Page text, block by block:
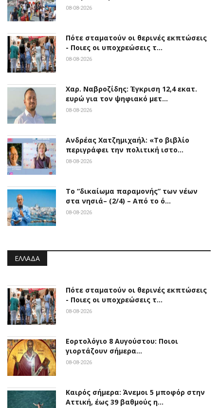
08-08-2026
Πότε σταματούν οι θερινές εκπτώσεις
- Ποιες οι υποχρεώσεις τ…
08-08-2026
Χαρ. Ναβροζίδης: Έγκριση 12,4 εκατ.
ευρώ για τον ψηφιακό μετ…
08-08-2026
Ανδρέας Χατζημιχαήλ: «Το βιβλίο
περιγράφει την πολιτική ιστο…
08-08-2026
Το “δικαίωμα παραμονής” των νέων
στα νησιά– (2/4) – Από το ό…
08-08-2026
ΕΛΛΆΔΑ
Πότε σταματούν οι θερινές εκπτώσεις
- Ποιες οι υποχρεώσεις τ…
08-08-2026
Εορτολόγιο 8 Αυγούστου: Ποιοι
γιορτάζουν σήμερα…
08-08-2026
Καιρός σήμερα: Άνεμοι 5 μποφόρ στην
Αττική, έως 39 βαθμούς η…